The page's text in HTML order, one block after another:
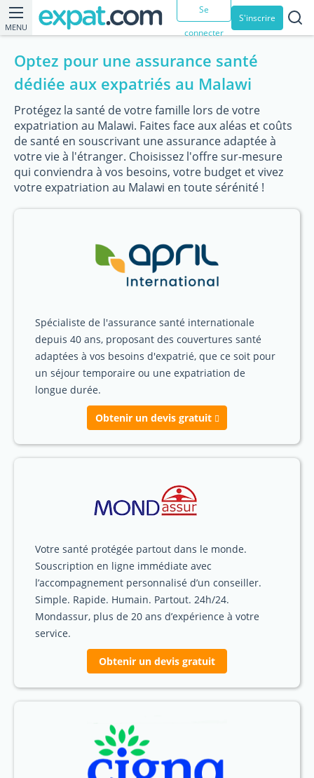
MENU
Se
connecter
S'inscrire
Optez pour une assurance santé
dédiée aux expatriés au Malawi
Protégez la santé de votre famille lors de votre
expatriation au Malawi. Faites face aux aléas et coûts
de santé en souscrivant une assurance adaptée à
votre vie à l'étranger. Choisissez l'offre sur-mesure
qui conviendra à vos besoins, votre budget et vivez
votre expatriation au Malawi en toute sérénité !
Spécialiste de l'assurance santé internationale
depuis 40 ans, proposant des couvertures santé
adaptées à vos besoins d'expatrié, que ce soit pour
un séjour temporaire ou une expatriation de
longue durée.
Obtenir un devis gratuit
Votre santé protégée partout dans le monde.
Souscription en ligne immédiate avec
l’accompagnement personnalisé d’un conseiller.
Simple. Rapide. Humain. Partout. 24h/24.
Mondassur, plus de 20 ans d’expérience à votre
service.
Obtenir un devis gratuit